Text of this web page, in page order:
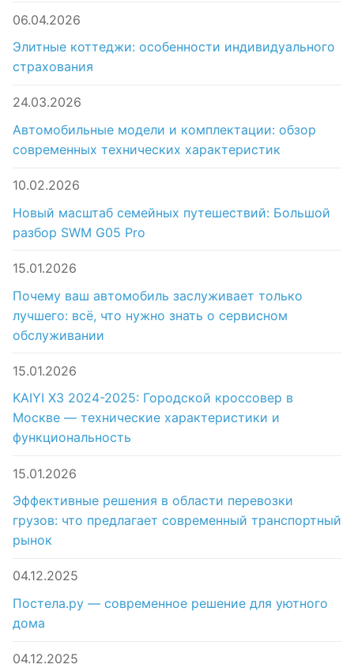
06.04.2026
Элитные коттеджи: особенности индивидуального
страхования
24.03.2026
Автомобильные модели и комплектации: обзор
современных технических характеристик
10.02.2026
Новый масштаб семейных путешествий: Большой
разбор SWM G05 Pro
15.01.2026
Почему ваш автомобиль заслуживает только
лучшего: всё, что нужно знать о сервисном
обслуживании
15.01.2026
KAIYI X3 2024-2025: Городской кроссовер в
Москве — технические характеристики и
функциональность
15.01.2026
Эффективные решения в области перевозки
грузов: что предлагает современный транспортный
рынок
04.12.2025
Постела.ру — современное решение для уютного
дома
04.12.2025